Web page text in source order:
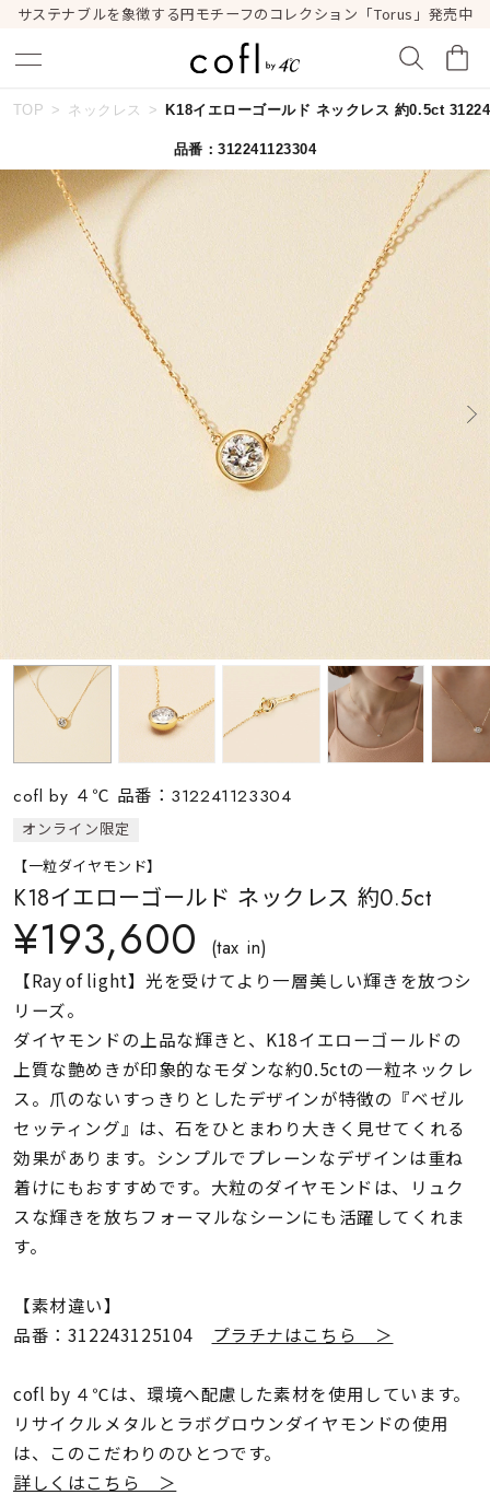
サステナブルを象徴する円モチーフのコレクション「Torus」発売中
キーワードで検索する
人気検索キーワード
#エタニティ
#ダイヤモンド ネックレス
誕生石
石の色
ファッションテイス
ト
着用シーン
コレクション
レディース
リングサイズ
～
メンズ
価格 ¥0
在庫 在庫ありのみ すべて表示
TOP ネックレス K18イエローゴールド ネックレス 約0.5ct
品番：312241123304
cofl by ４℃ 品番：312241123304
オンライン限定
【一粒ダイヤモンド】
K18イエローゴールド ネックレス 約0.5ct
¥193,600 (tax in)
【Ray of light】光を受けてより一層美しい輝きを放つシ
リーズ。
ダイヤモンドの上品な輝きと、K18イエローゴールドの
上質な艶めきが印象的なモダンな約0.5ctの一粒ネックレ
ス。爪のないすっきりとしたデザインが特徴の『ベゼル
セッティング』は、石をひとまわり大きく見せてくれる
効果があります。シンプルでプレーンなデザインは重ね
着けにもおすすめです。大粒のダイヤモンドは、リュク
スな輝きを放ちフォーマルなシーンにも活躍してくれま
す。
【素材違い】
品番：312243125104
プラチナはこちら ＞
cofl by ４℃は、環境へ配慮した素材を使用しています。
リサイクルメタルとラボグロウンダイヤモンドの使用
は、このこだわりのひとつです。
詳しくはこちら ＞